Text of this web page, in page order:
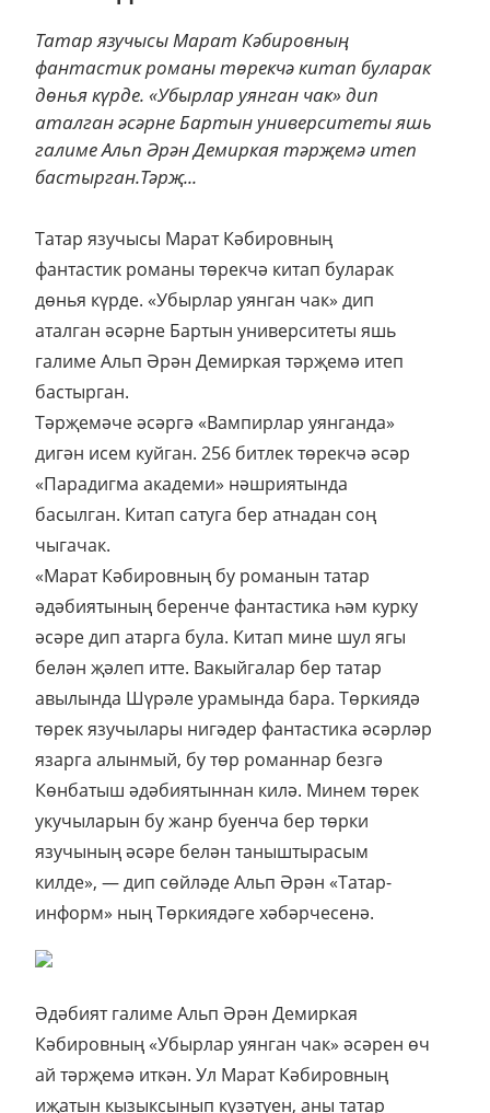
Татар язучысы Марат Кәбировның
фантастик романы төрекчә китап буларак
дөнья күрде. «Убырлар уянган чак» дип
аталган әсәрне Бартын университеты яшь
галиме Альп Әрән Демиркая тәрҗемә итеп
бастырган.Тәрҗ...
Татар язучысы Марат Кәбировның
фантастик романы төрекчә китап буларак
дөнья күрде. «Убырлар уянган чак» дип
аталган әсәрне Бартын университеты яшь
галиме Альп Әрән Демиркая тәрҗемә итеп
бастырган.
Тәрҗемәче әсәргә «Вампирлар уянганда»
дигән исем куйган. 256 битлек төрекчә әсәр
«Парадигма академи» нәшриятында
басылган. Китап сатуга бер атнадан соң
чыгачак.
«Марат Кәбировның бу романын татар
әдәбиятының беренче фантастика һәм курку
әсәре дип атарга була. Китап мине шул ягы
белән җәлеп итте. Вакыйгалар бер татар
авылында Шүрәле урамында бара. Төркиядә
төрек язучылары нигәдер фантастика әсәрләр
язарга алынмый, бу төр романнар безгә
Көнбатыш әдәбиятыннан килә. Минем төрек
укучыларын бу жанр буенча бер төрки
язучының әсәре белән таныштырасым
килде», — дип сөйләде Альп Әрән «Татар-
информ» ның Төркиядәге хәбәрчесенә.
Әдәбият галиме Альп Әрән Демиркая
Кәбировның «Убырлар уянган чак» әсәрен өч
ай тәрҗемә иткән. Ул Марат Кәбировның
иҗатын кызыксынып күзәтүен, аны татар